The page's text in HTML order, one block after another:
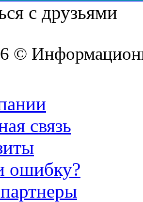
с друзьями
©
связь
ошибку?